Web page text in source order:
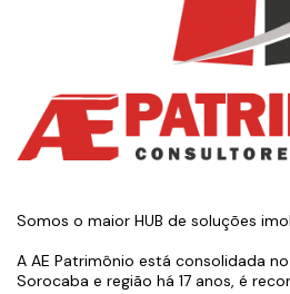
Somos o maior HUB de soluções
A AE Patrimônio está consolidada
Sorocaba e região há 17 anos, é